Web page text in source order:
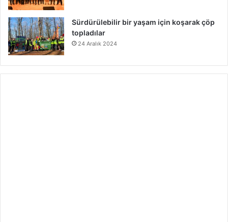
Sürdürülebilir bir yaşam için koşarak çöp
topladılar
24 Aralık 2024